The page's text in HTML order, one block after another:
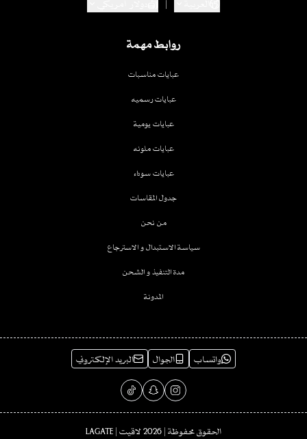
روابط مهمة
عبايات مناسبات
عبايات رسميه
عبايات يومية
عبايات ملونه
عبايات سوداء
جدول المقاسات
من نحن
سياسة الاستبدال و الاسترجاع
مدة التنفيذ و الشحن
المدونة
واتساب الجوال البريد الإلكتروني
الحقوق محفوظة | 2026 لاقيت | LAGATE